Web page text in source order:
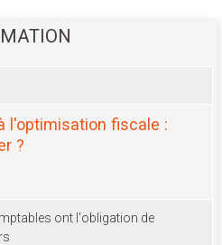
l'optimisation fiscale :
?
ont l'obligation de